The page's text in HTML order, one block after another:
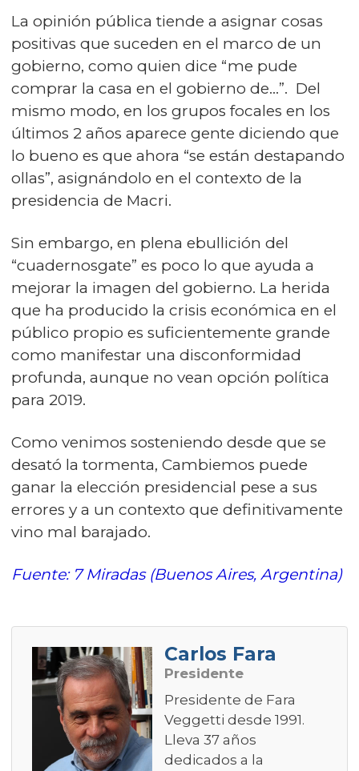
La opinión pública tiende a asignar cosas
positivas que suceden en el marco de un
gobierno, como quien dice “me pude
comprar la casa en el gobierno de…”. Del
mismo modo, en los grupos focales en los
últimos 2 años aparece gente diciendo que
lo bueno es que ahora “se están destapando
ollas”, asignándolo en el contexto de la
presidencia de Macri.
Sin embargo, en plena ebullición del
“cuadernosgate” es poco lo que ayuda a
mejorar la imagen del gobierno. La herida
que ha producido la crisis económica en el
público propio es suficientemente grande
como manifestar una disconformidad
profunda, aunque no vean opción política
para 2019.
Como venimos sosteniendo desde que se
desató la tormenta, Cambiemos puede
ganar la elección presidencial pese a sus
errores y a un contexto que definitivamente
vino mal barajado.
Fuente: 7 Miradas (Buenos Aires, Argentina)
Carlos Fara
Presidente
Presidente de Fara
Veggetti desde 1991.
Lleva 37 años
dedicados a la